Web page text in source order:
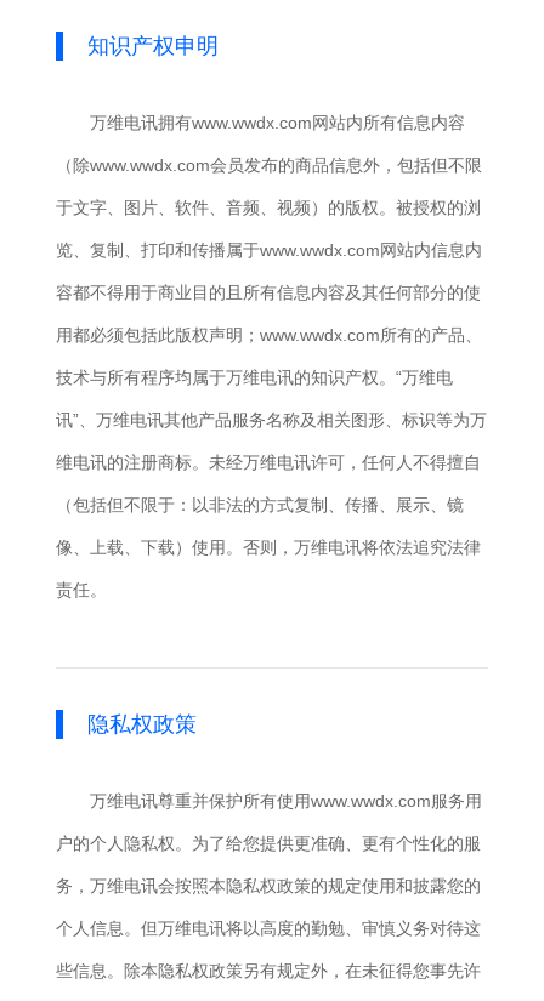
知识产权申明
万维电讯拥有www.wwdx.com网站内所有信息内容
（除www.wwdx.com会员发布的商品信息外，包括但不限
于文字、图片、软件、音频、视频）的版权。被授权的浏
览、复制、打印和传播属于www.wwdx.com网站内信息内
容都不得用于商业目的且所有信息内容及其任何部分的使
用都必须包括此版权声明；www.wwdx.com所有的产品、
技术与所有程序均属于万维电讯的知识产权。“万维电
讯”、万维电讯其他产品服务名称及相关图形、标识等为万
维电讯的注册商标。未经万维电讯许可，任何人不得擅自
（包括但不限于：以非法的方式复制、传播、展示、镜
像、上载、下载）使用。否则，万维电讯将依法追究法律
责任。
隐私权政策
万维电讯尊重并保护所有使用www.wwdx.com服务用
户的个人隐私权。为了给您提供更准确、更有个性化的服
务，万维电讯会按照本隐私权政策的规定使用和披露您的
个人信息。但万维电讯将以高度的勤勉、审慎义务对待这
些信息。除本隐私权政策另有规定外，在未征得您事先许